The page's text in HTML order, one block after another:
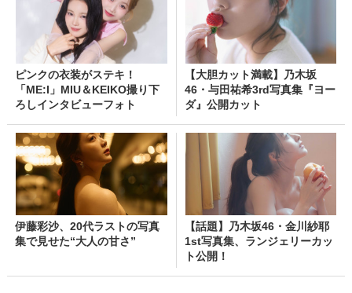
ピンクの衣装がステキ！
「ME:I」MIU＆KEIKO撮り下
ろしインタビューフォト
【大胆カット満載】乃木坂
46・与田祐希3rd写真集『ヨー
ダ』公開カット
伊藤彩沙、20代ラストの写真
集で見せた“大人の甘さ”
【話題】乃木坂46・金川紗耶
1st写真集、ランジェリーカッ
ト公開！